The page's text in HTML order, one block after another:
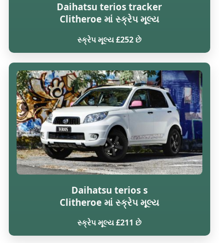
Daihatsu terios tracker
Clitheroe માં સ્ક્રેપ મૂલ્ય
સ્ક્રેપ મૂલ્ય £252 છે
Daihatsu terios s
Clitheroe માં સ્ક્રેપ મૂલ્ય
સ્ક્રેપ મૂલ્ય £211 છે